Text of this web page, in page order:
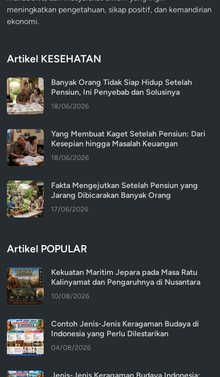
meningkatkan pengetahuan, sikap positif, dan kemandirian
ekonomi.
Artikel KESEHATAN
Banyak Orang Tidak Siap Hidup Setelah
Pensiun, Ini Penyebab dan Solusinya
18/06/2026
Yang Membuat Kaget Setelah Pensiun: Dari
Kesepian hingga Masalah Keuangan
18/06/2026
Fakta Mengejutkan Setelah Pensiun yang
Jarang Dibicarakan Banyak Orang
17/06/2026
Artikel POPULAR
Kekuatan Maritim Jepara pada Masa Ratu
Kalinyamat dan Pengaruhnya di Nusantara
10/08/2026
Contoh Jenis-Jenis Keragaman Budaya di
Indonesia yang Perlu Dilestarikan
04/08/2026